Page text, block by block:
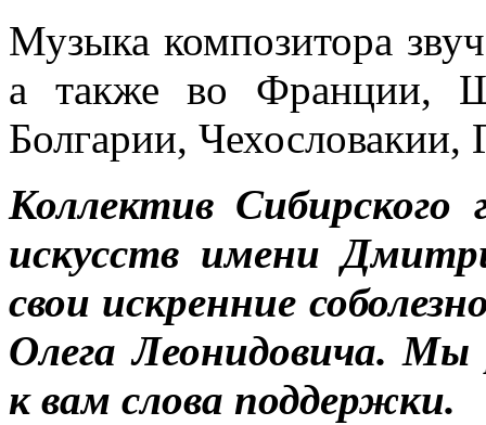
Музыка композитора
а также во Франции,
Болгарии,
Коллектив Сибирского
искусств имени
свои искренние
Олега Леонидовича. Мы
к вам слова поддержки.